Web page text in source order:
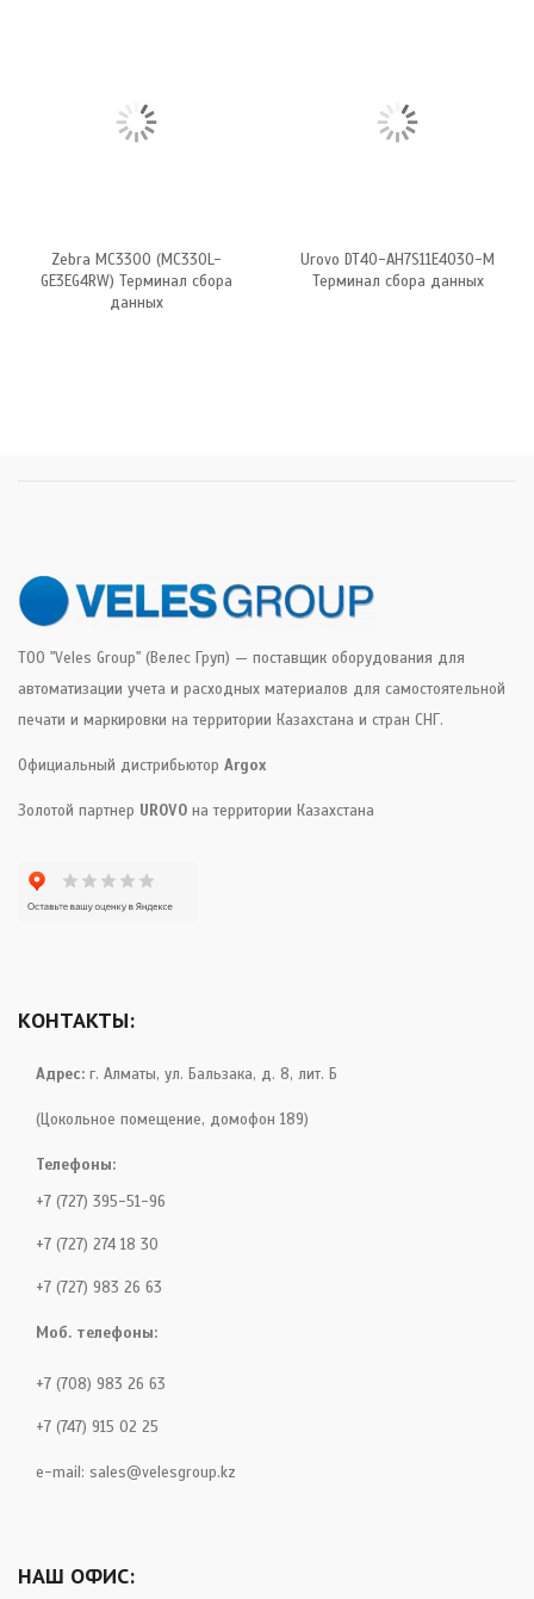
Zebra MC3300 (MC330L-
GE3EG4RW) Терминал сбора
данных
Urovo DT40-AH7S11E4030-M
Терминал сбора данных
ТОО "Veles Group" (Велес Груп) — поставщик оборудования для
автоматизации учета и расходных материалов для самостоятельной
печати и маркировки на территории Казахстана и стран СНГ.
Официальный дистрибьютор Argox
Золотой партнер UROVO на территории Казахстана
КОНТАКТЫ:
Адрес: г. Алматы, ул. Бальзака, д. 8, лит. Б
(Цокольное помещение, домофон 189)
Телефоны:
+7 (727) 395-51-96
+7 (727) 274 18 30
+7 (727) 983 26 63
Моб. телефоны:
+7 (708) 983 26 63
+7 (747) 915 02 25
e-mail: sales@velesgroup.kz
НАШ ОФИС: